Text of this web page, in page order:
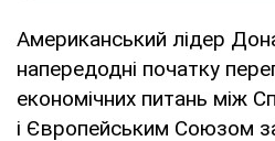
Американський лідер
напередодні початку
економічних питань між
і Європейським Союзом